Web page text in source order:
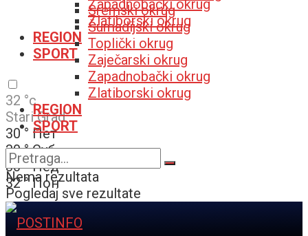
Zapadnobački okrug
Zlatiborski okrug
REGION
SPORT
32 °c
Stari Grad
30 ° Пет
30 ° Суб
30 ° Нед
32 ° Пон
Sremski okrug
Šumadijski okrug
Toplički okrug
Zaječarski okrug
Zapadnobački okrug
Zlatiborski okrug
REGION
SPORT
Nema rezultata
Pogledaj sve rezultate